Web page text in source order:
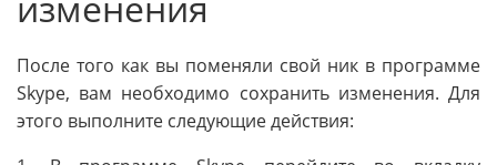
После того как вы поменяли свой ник в программе
Skype, вам необходимо сохранить изменения. Для
этого выполните следующие действия: